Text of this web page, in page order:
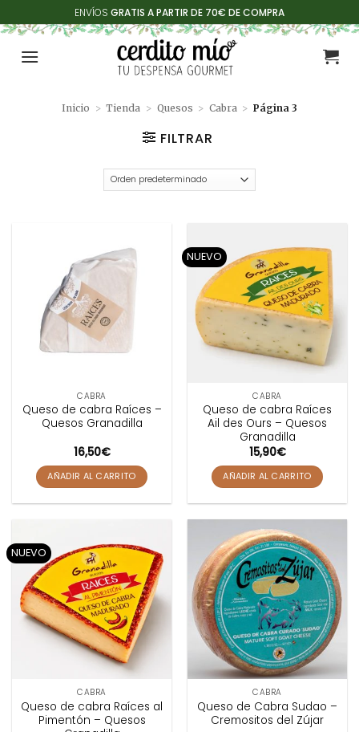
al
contenido
ENVÍOS GRATIS A PARTIR DE 70€ DE COMPRA
Inicio > Tienda > Quesos > Cabra > Página 3
FILTRAR
CABRA
Queso de cabra Raíces –
Quesos Granadilla
16,50€
AÑADIR AL CARRITO
NUEVO
CABRA
Queso de cabra Raíces
Ail des Ours – Quesos
Granadilla
15,90€
AÑADIR AL CARRITO
NUEVO
CABRA
Queso de cabra Raíces al
Pimentón – Quesos
CABRA
Queso de Cabra Sudao –
Cremositos del Zújar